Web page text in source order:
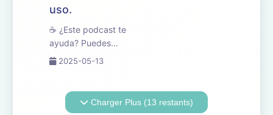
uso.
☕ ¿Este podcast te
ayuda? Puedes
apoyarlo en
revisamos el tema 14
del temario de
2025-05-13
Charger Plus (13 restants)